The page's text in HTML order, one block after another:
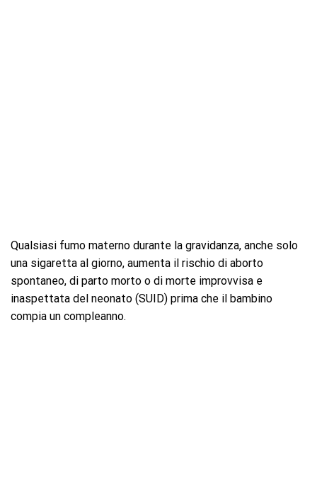
Qualsiasi fumo materno durante la gravidanza, anche solo
una sigaretta al giorno, aumenta il rischio di aborto
spontaneo, di parto morto o di morte improvvisa e
inaspettata del neonato (SUID) prima che il bambino
compia un compleanno.